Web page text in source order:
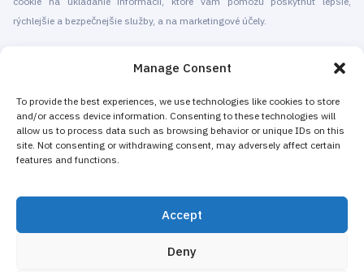
Manage Consent
To provide the best experiences, we use technologies like cookies to store
and/or access device information. Consenting to these technologies will
allow us to process data such as browsing behavior or unique IDs on this
site. Not consenting or withdrawing consent, may adversely affect certain
features and functions.
Accept
Deny
rýchlejšie a bezpečnejšie služby, a na marketingové účely.
prístroje. Všetky práva vyhradené.
Propagácia pomocou
Spoločnosť Cryomed vyrába zariadenia na kryoterapiu od roku 2002. Naše
celotelové kryosauny a lokálne kryogénne zariadenia majú certifikát CE.
propagáciu kryoterapeutických služieb pre samostatné kryoterapeutické
centrá ako aj pre už fungujúce podniky, ktoré si pridaním kryoterapie zvyšujú
svoje príjmy. Väčšina prístrojov na celotelovú a lokálnu kryoterapiu od
spoločnosti Cryomed sa predáva ako nemedicínske zariadenie do kúpeľov,